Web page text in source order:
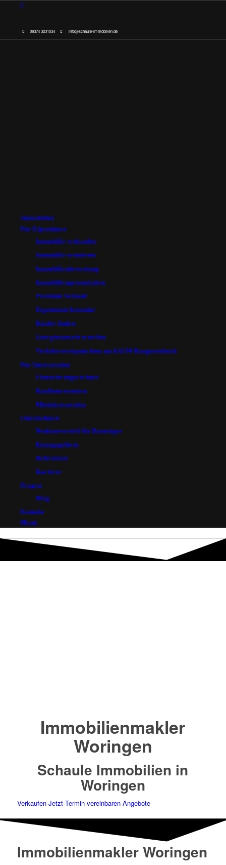
08374 3231034 info@schaule-immobilien.de
Immobilien
Für Eigentümer
Immobilie verkaufen
Immobilie vermieten
Immobilienbewertung
Immobilienpräsentation
Premium Verkauf
Eigentümerformular
Käufer finden
Energieausweis erstellen
Verkehrswertgutachten nach §194 Baugesetzbuch
Für Interessenten
Finanzierungsrechner
Kaufinteressenten
Mietinteressenten
Unternehmen
Neubauvertrieb für Bauträger
Einzugsgebiete
Referenzen
Karriere
Fragen
Blog
Kontakt
Menü
Immobilienmakler
Woringen
Schaule Immobilien in
Woringen
Verkaufen Jetzt Termin vereinbaren Angebote
Immobilienmakler Woringen